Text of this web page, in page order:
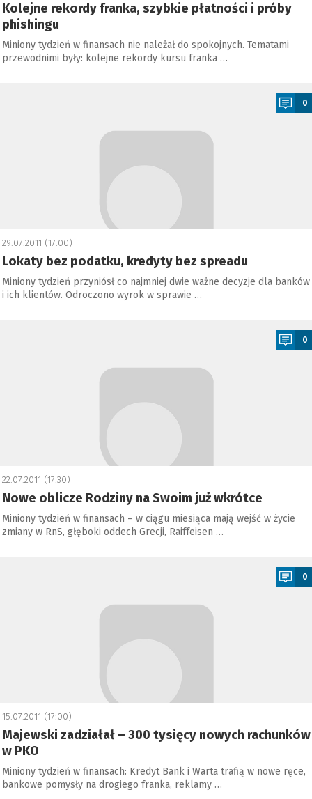
Kolejne rekordy franka, szybkie płatności i próby
phishingu
Miniony tydzień w finansach nie należał do spokojnych. Tematami
przewodnimi były: kolejne rekordy kursu franka …
0
29.07.2011 (17:00)
Lokaty bez podatku, kredyty bez spreadu
Miniony tydzień przyniósł co najmniej dwie ważne decyzje dla banków
i ich klientów. Odroczono wyrok w sprawie …
0
22.07.2011 (17:30)
Nowe oblicze Rodziny na Swoim już wkrótce
Miniony tydzień w finansach – w ciągu miesiąca mają wejść w życie
zmiany w RnS, głęboki oddech Grecji, Raiffeisen …
0
15.07.2011 (17:00)
Majewski zadziałał – 300 tysięcy nowych rachunków
w PKO
Miniony tydzień w finansach: Kredyt Bank i Warta trafią w nowe ręce,
bankowe pomysły na drogiego franka, reklamy …